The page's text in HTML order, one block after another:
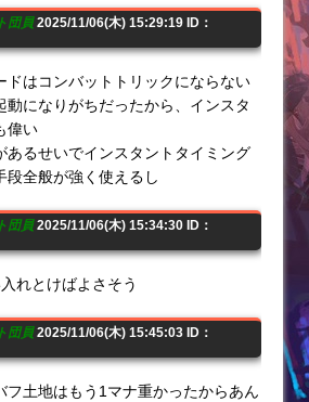
団員2025/11/06(木) 15:29:19 ID：
ドはコンバットトリックにならない
動になりがちだったから、インスタ
偉い
あるせいでインスタントタイミング
段全般が強く使えるし
団員2025/11/06(木) 15:34:30 ID：
れとけばよさそう
団員2025/11/06(木) 15:45:03 ID：
フ土地はもう1マナ重かったからあん